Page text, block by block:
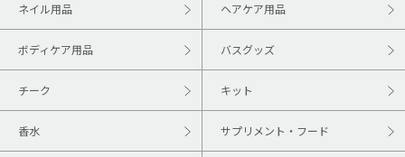
ネイル用品 ヘアケア用品
ボディケア用品 バスグッズ
チーク キット
香水 サプリメント・フード